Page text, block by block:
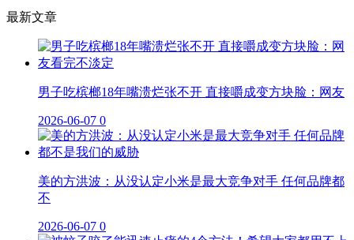
最新文章
男子吃槟榔18年嘴溃烂张不开 直接嚼成变方块脸：网友
2026-06-07 0
美的方洪波：从没认定小米是最大竞争对手 任何品牌都
不
2026-06-07 0